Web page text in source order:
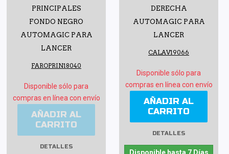
PRINCIPALES
FONDO NEGRO
AUTOMAGIC PARA
LANCER
FAROPRIN18040
Disponible sólo para
compras en línea con envío
AÑADIR AL
CARRITO
DETALLES
DERECHA
AUTOMAGIC PARA
LANCER
CALAV19066
Disponible sólo para
compras en línea con envío
AÑADIR AL
CARRITO
DETALLES